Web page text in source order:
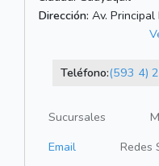
Dirección: Av.
Teléfono:(593 4)
Sucursales
Email
Redes